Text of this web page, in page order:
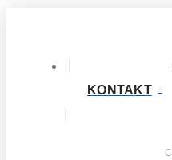
KONTAKT